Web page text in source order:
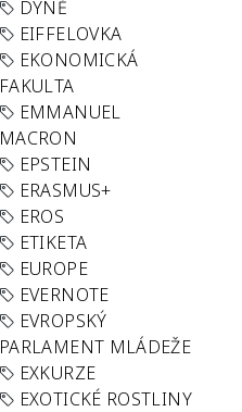
DÝNĚ
EIFFELOVKA
EKONOMICKÁ
FAKULTA
EMMANUEL
MACRON
EPSTEIN
ERASMUS+
EROS
ETIKETA
EUROPE
EVERNOTE
EVROPSKÝ
PARLAMENT MLÁDEŽE
EXKURZE
EXOTICKÉ ROSTLINY